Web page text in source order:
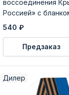
воссоединения
Россией» с
удостоверения
540 ₽
Предзаказ
Дилер